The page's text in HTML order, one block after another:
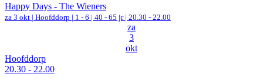
Happy Days - The Wieners
za 3 okt | Hoofddorp | 1 - 6 | 40 - 65 jr | 20.30 - 22.00
za
3
okt
Hoofddorp
20.30 - 22.00